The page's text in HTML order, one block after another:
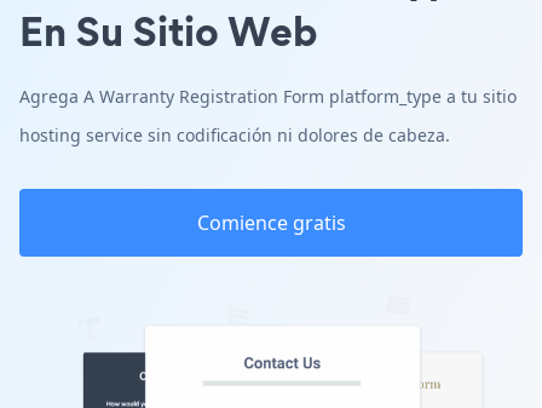
En Su Sitio Web
Agrega A Warranty Registration Form platform_type a tu sitio
hosting service sin codificación ni dolores de cabeza.
Comience gratis